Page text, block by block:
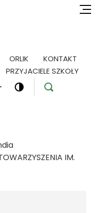
ORLIK
KONTAKT
PRZYJACIELE SZKOŁY
 
IM.